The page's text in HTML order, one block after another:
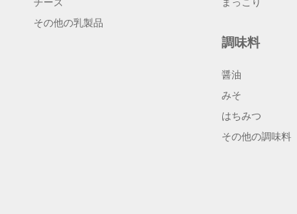
チーズ
その他の乳製品
まっこり
調味料
醤油
みそ
はちみつ
その他の調味料